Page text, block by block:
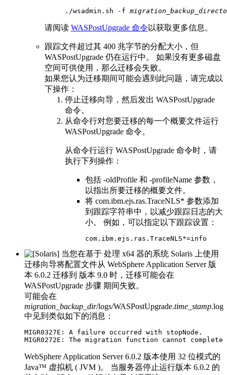
./wsadmin.sh -f
请阅读 WASPostUpgrade 命令以获取更多信息。
跟踪文件超过其 400 兆字节的分配大小，但
WASPostUpgrade 仍在运行中。 如果没有更多磁盘
空间可供使用，那么迁移会失败。
如果您认为迁移期间可能会遇到此问题，请完成以
下操作：
停止迁移向导，然后发出 WASPostUpgrade
命令。
从命令行对您要迁移的每一个概要文件运行
WASPostUpgrade 命令。
从命令行运行 WASPostUpgrade 命令时，请
执行下列操作：
包括 -oldProfile 和 -profileName 参数，
以指出所要迁移的概要文件。
将 com.ibm.ejs.ras.TraceNLS* 参数添加
到跟踪字符串中，以减少跟踪日志的大
小。 例如，可以指定以下跟踪设置：
com.ibm.ejs.ras.TraceNLS*=info
当您在基于 处理 x64 器的系统 Solaris 上使用
迁移向导将配置文件从 WebSphere Application Server版
本 6.0.2 迁移到 版本 9.0 时，迁移可能会在
WASPostUpgrade 步骤 期间失败。
可能会在
migration_backup_dir/logs/WASPostUpgrade.time_stamp.log
中见到类似如下的消息：
MIGR0327E: A failure occurred with stopNode.
MIGR0272E: The migration function cannot complete
WebSphere Application Server6.0.2 版本使用 32 位模式的
Java™ 虚拟机 ( JVM )。 当服务器停止运行版本 6.0.2 的